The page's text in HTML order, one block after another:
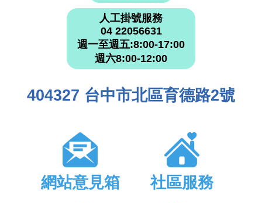
人工掛號服務
04 22056631
週一至週五:8:00-17:00
週六8:00-12:00
404327 台中市北區育德路2號
網站意見箱 社區服務